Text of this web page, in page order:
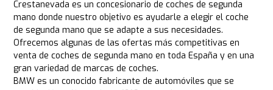
Crestanevada es un concesionario de coches de segunda
mano donde nuestro objetivo es ayudarle a elegir el coche
de segunda mano que se adapte a sus necesidades.
Ofrecemos algunas de las ofertas más competitivas en
venta de coches de segunda mano en toda España y en una
gran variedad de marcas de coches.
BMW es un conocido fabricante de automóviles que se